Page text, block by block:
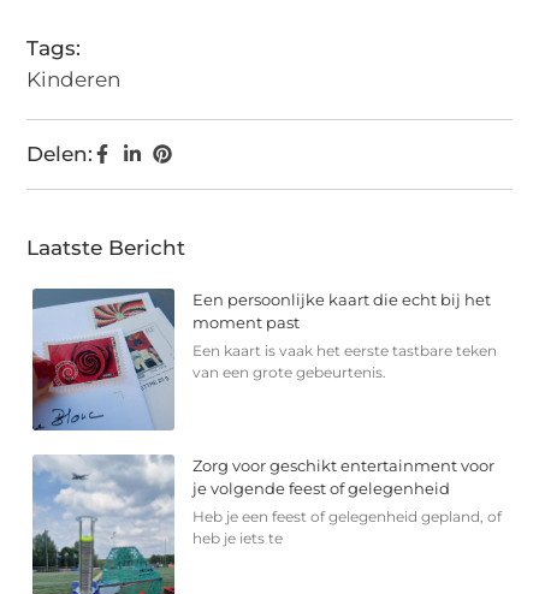
Tags:
Kinderen
Delen:
Laatste Bericht
Een persoonlijke kaart die echt bij het
moment past
Een kaart is vaak het eerste tastbare teken
van een grote gebeurtenis.
Zorg voor geschikt entertainment voor
je volgende feest of gelegenheid
Heb je een feest of gelegenheid gepland, of
heb je iets te